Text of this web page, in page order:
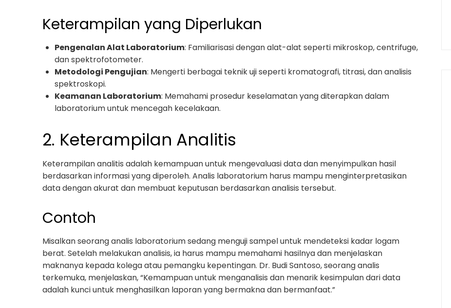
Keterampilan yang Diperlukan
Pengenalan Alat Laboratorium: Familiarisasi dengan alat-alat seperti mikroskop, centrifuge,
dan spektrofotometer.
Metodologi Pengujian: Mengerti berbagai teknik uji seperti kromatografi, titrasi, dan analisis
spektroskopi.
Keamanan Laboratorium: Memahami prosedur keselamatan yang diterapkan dalam
laboratorium untuk mencegah kecelakaan.
2. Keterampilan Analitis
Keterampilan analitis adalah kemampuan untuk mengevaluasi data dan menyimpulkan hasil
berdasarkan informasi yang diperoleh. Analis laboratorium harus mampu menginterpretasikan
data dengan akurat dan membuat keputusan berdasarkan analisis tersebut.
Contoh
Misalkan seorang analis laboratorium sedang menguji sampel untuk mendeteksi kadar logam
berat. Setelah melakukan analisis, ia harus mampu memahami hasilnya dan menjelaskan
maknanya kepada kolega atau pemangku kepentingan. Dr. Budi Santoso, seorang analis
terkemuka, menjelaskan, “Kemampuan untuk menganalisis dan menarik kesimpulan dari data
adalah kunci untuk menghasilkan laporan yang bermakna dan bermanfaat.”